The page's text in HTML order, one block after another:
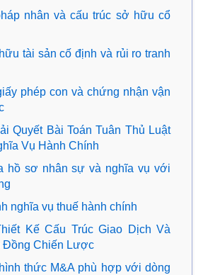
nhân và cấu trúc sở hữu cổ
tài sản cố định và rủi ro tranh
phép con và chứng nhận vận
Quyết Bài Toán Tuân Thủ Luật
Vụ Hành Chính
hồ sơ nhân sự và nghĩa vụ với
nghĩa vụ thuế hành chính
Kế Cấu Trúc Giao Dịch Và
Đồng Chiến Lược
thức M&A phù hợp với dòng